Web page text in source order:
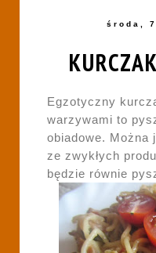
środa,
Egzotyczny
warzywami to
obiadowe. Można
ze zwykłych
będzie równie